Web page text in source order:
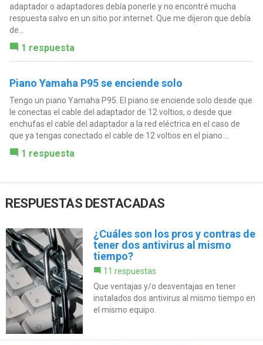
adaptador o adaptadores debía ponerle y no encontré mucha
respuesta salvo en un sitio por internet. Que me dijeron que debía
de...
1 respuesta
Piano Yamaha P95 se enciende solo
Tengo un piano Yamaha P95. El piano se enciende solo desde que
le conectas el cable del adaptador de 12 voltios, o desde que
enchufas el cable del adaptador a la red eléctrica en el caso de
que ya tengas conectado el cable de 12 voltios en el piano....
1 respuesta
RESPUESTAS DESTACADAS
¿Cuáles son los pros y contras de
tener dos antivirus al mismo
tiempo?
11 respuestas
Que ventajas y/o desventajas en tener
instalados dos antivirus al mismo tiempo en
el mismo equipo.